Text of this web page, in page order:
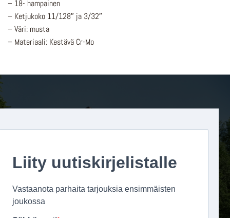
– 18- hampainen
– Ketjukoko 11/128″ ja 3/32″
– Väri: musta
– Materiaali: Kestävä Cr-Mo